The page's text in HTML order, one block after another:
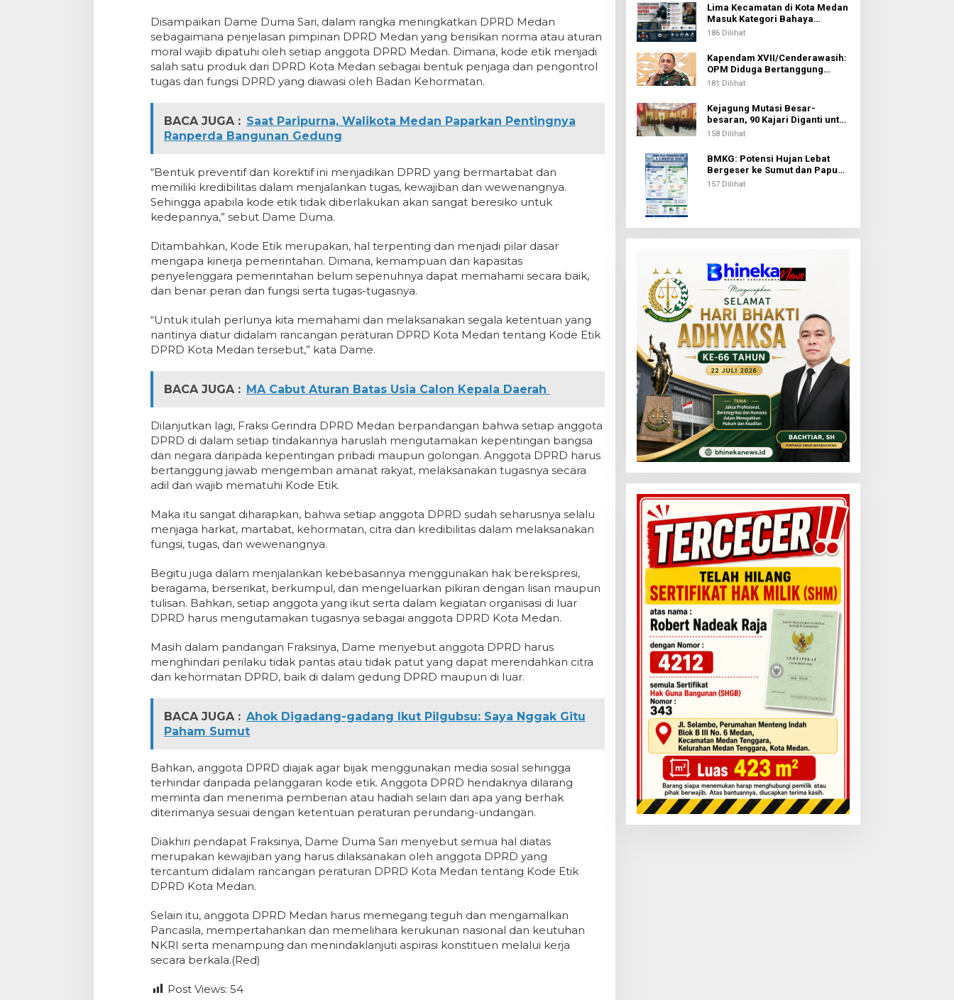
Disampaikan Dame Duma Sari, dalam rangka meningkatkan DPRD Medan
sebagaimana penjelasan pimpinan DPRD Medan yang berisikan norma atau aturan
moral wajib dipatuhi oleh setiap anggota DPRD Medan. Dimana, kode etik menjadi
salah satu produk dari DPRD Kota Medan sebagai bentuk penjaga dan pengontrol
tugas dan fungsi DPRD yang diawasi oleh Badan Kehormatan.
BACA JUGA : Saat Paripurna, Walikota Medan Paparkan Pentingnya
Ranperda Bangunan Gedung
“Bentuk preventif dan korektif ini menjadikan DPRD yang bermartabat dan
memiliki kredibilitas dalam menjalankan tugas, kewajiban dan wewenangnya.
Sehingga apabila kode etik tidak diberlakukan akan sangat beresiko untuk
kedepannya,” sebut Dame Duma.
Ditambahkan, Kode Etik merupakan, hal terpenting dan menjadi pilar dasar
mengapa kinerja pemerintahan. Dimana, kemampuan dan kapasitas
penyelenggara pemerintahan belum sepenuhnya dapat memahami secara baik,
dan benar peran dan fungsi serta tugas-tugasnya.
“Untuk itulah perlunya kita memahami dan melaksanakan segala ketentuan yang
nantinya diatur didalam rancangan peraturan DPRD Kota Medan tentang Kode Etik
DPRD Kota Medan tersebut,” kata Dame.
BACA JUGA : MA Cabut Aturan Batas Usia Calon Kepala Daerah
Dilanjutkan lagi, Fraksi Gerindra DPRD Medan berpandangan bahwa setiap anggota
DPRD di dalam setiap tindakannya haruslah mengutamakan kepentingan bangsa
dan negara daripada kepentingan pribadi maupun golongan. Anggota DPRD harus
bertanggung jawab mengemban amanat rakyat, melaksanakan tugasnya secara
adil dan wajib mematuhi Kode Etik.
Maka itu sangat diharapkan, bahwa setiap anggota DPRD sudah seharusnya selalu
menjaga harkat, martabat, kehormatan, citra dan kredibilitas dalam melaksanakan
fungsi, tugas, dan wewenangnya.
Begitu juga dalam menjalankan kebebasannya menggunakan hak berekspresi,
beragama, berserikat, berkumpul, dan mengeluarkan pikiran dengan lisan maupun
tulisan. Bahkan, setiap anggota yang ikut serta dalam kegiatan organisasi di luar
DPRD harus mengutamakan tugasnya sebagai anggota DPRD Kota Medan.
Masih dalam pandangan Fraksinya, Dame menyebut anggota DPRD harus
menghindari perilaku tidak pantas atau tidak patut yang dapat merendahkan citra
dan kehormatan DPRD, baik di dalam gedung DPRD maupun di luar.
BACA JUGA : Ahok Digadang-gadang Ikut Pilgubsu: Saya Nggak Gitu
Paham Sumut
Bahkan, anggota DPRD diajak agar bijak menggunakan media sosial sehingga
terhindar daripada pelanggaran kode etik. Anggota DPRD hendaknya dilarang
meminta dan menerima pemberian atau hadiah selain dari apa yang berhak
diterimanya sesuai dengan ketentuan peraturan perundang-undangan.
Diakhiri pendapat Fraksinya, Dame Duma Sari menyebut semua hal diatas
merupakan kewajiban yang harus dilaksanakan oleh anggota DPRD yang
tercantum didalam rancangan peraturan DPRD Kota Medan tentang Kode Etik
DPRD Kota Medan.
Selain itu, anggota DPRD Medan harus memegang teguh dan mengamalkan
Pancasila, mempertahankan dan memelihara kerukunan nasional dan keutuhan
NKRI serta menampung dan menindaklanjuti aspirasi konstituen melalui kerja
secara berkala.(Red)
Post Views: 54
Lima Kecamatan di Kota Medan
Masuk Kategori Bahaya
Narkoba, Medan Johor
186 Dilihat
Kapendam XVII/Cenderawasih:
OPM Diduga Bertanggung
Jawab atas Penembakan Lima
181 Dilihat
Kejagung Mutasi Besar-
besaran, 90 Kajari Diganti untuk
Penyegaran Organisasi
158 Dilihat
BMKG: Potensi Hujan Lebat
Bergeser ke Sumut dan Papua
Pegunungan pada 5 Agustus
157 Dilihat